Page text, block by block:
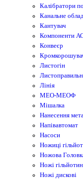
Калібратори
Канальне
Кантувач
Компоненти
Конвеєр
Листогін
Лінія
МЕО-МЕОФ
Мішалка
Нанесення
Напівавтомат
Насоси
Ножиці
Ножова
Ножі
Ножі дискові